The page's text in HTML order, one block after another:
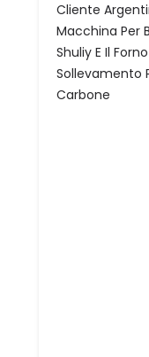
Cliente
Macchina Per
Shuliy E Il
Sollevamento
Carbone